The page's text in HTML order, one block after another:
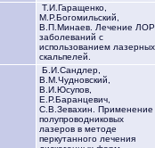
Т.И.Гаращенко,
М.Р.Богомильский,
В.П.Минаев. Лечение
заболеваний с
использованием лазерных
скальпелей.
Б.И.Сандлер,
В.М.Чудновский,
В.И.Юсупов,
Е.Р.Баранцевич,
С.В.Зевахин. Применение
полупроводниковых
лазеров в методе
перкутанного лечения